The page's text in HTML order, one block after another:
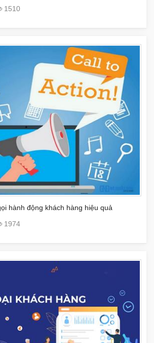
1510
hành động khách hàng hiệu quả
1974